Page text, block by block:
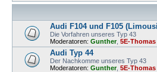
Audi F104 und F105
Die Vorfahren unseres Typ 43
Moderatoren: Gunther, 5E-Thomas
Audi Typ 44
Der Nachkomme unseres Typ 43
Moderatoren: Gunther, 5E-Thomas